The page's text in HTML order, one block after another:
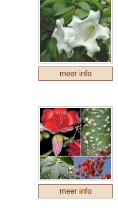
meer info
meer info